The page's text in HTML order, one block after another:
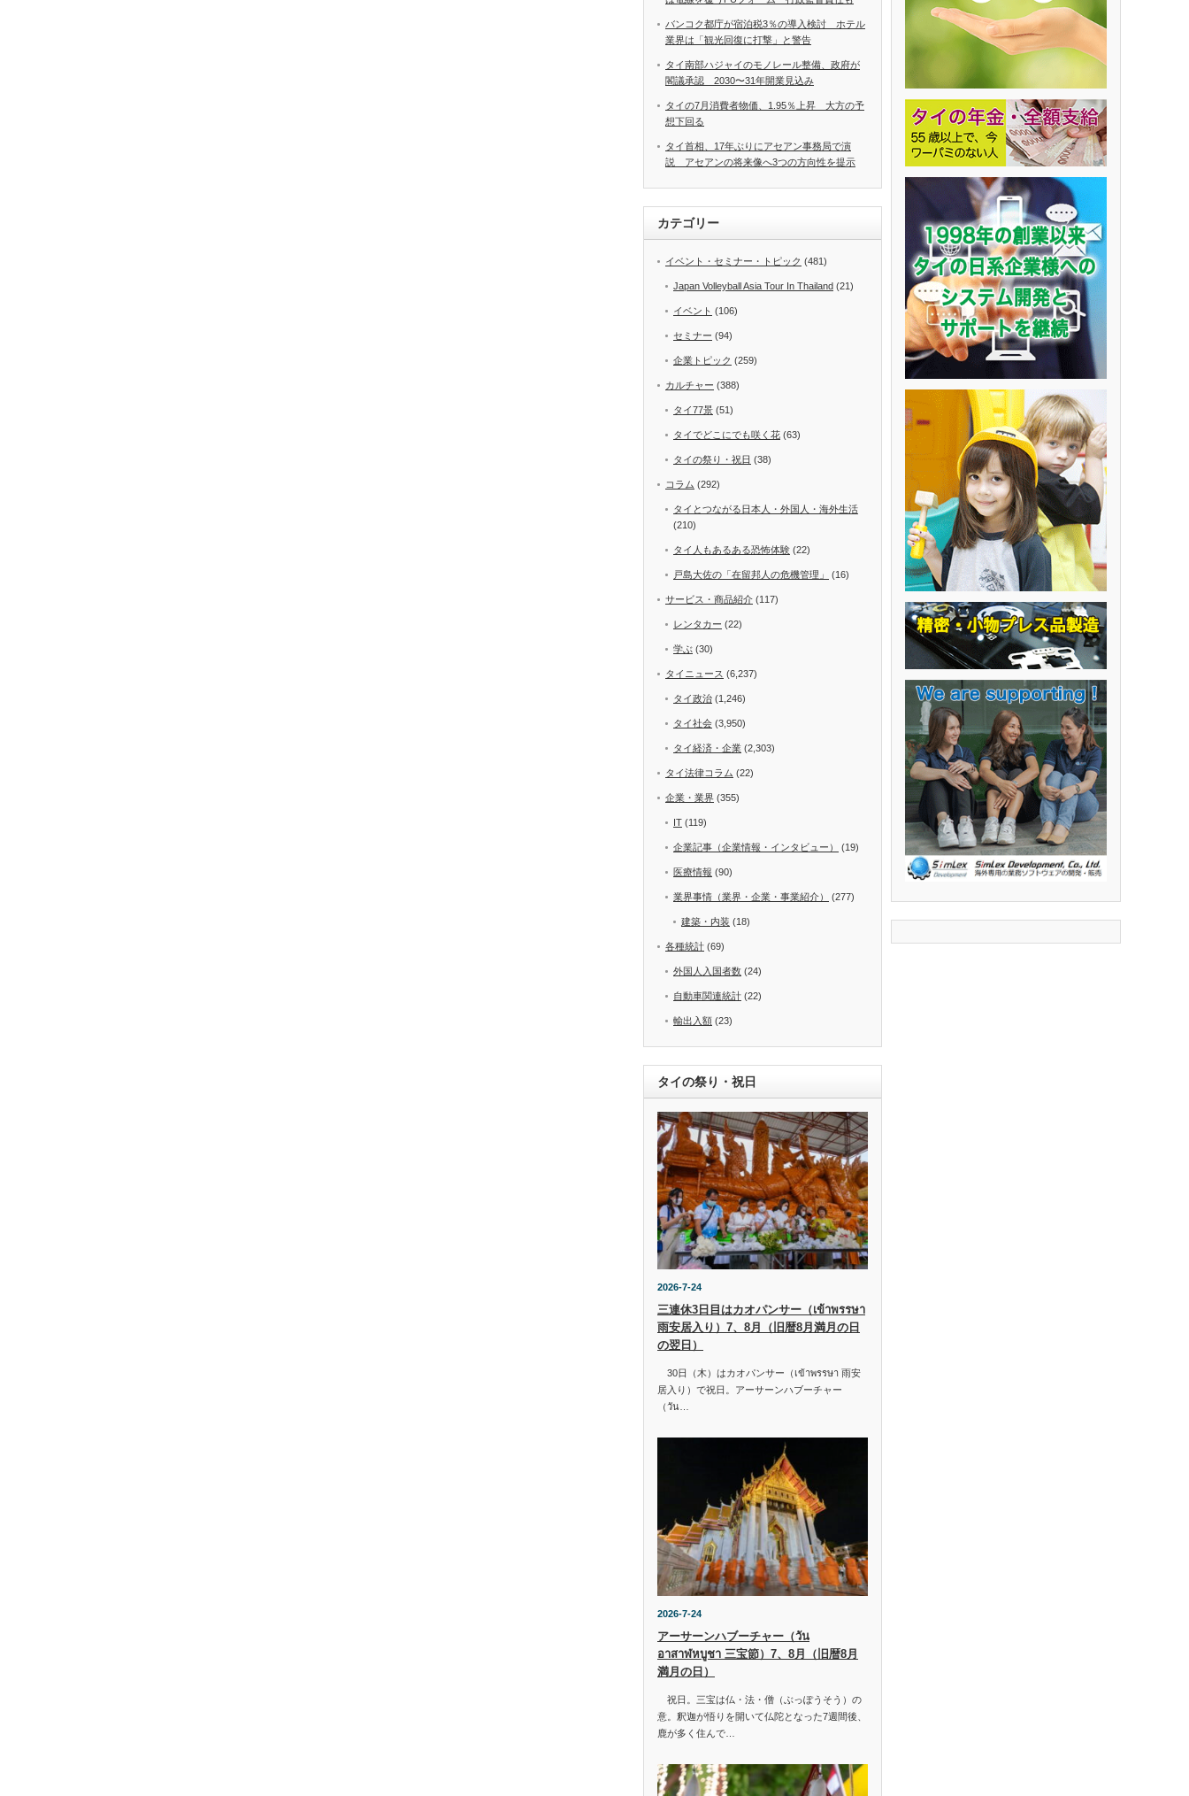
バンコク都庁が宿泊税3％の導入検討 ホテル
業界は「観光回復に打撃」と警告
タイ南部ハジャイのモノレール整備、政府が
閣議承認 2030〜31年開業見込み
タイの7月消費者物価、1.95％上昇 大方の予
想下回る
タイ首相、17年ぶりにアセアン事務局で演
説 アセアンの将来像へ3つの方向性を提示
カテゴリー
イベント・セミナー・トピック (481)
Japan Volleyball Asia Tour In Thailand (21)
イベント (106)
セミナー (94)
企業トピック (259)
カルチャー (388)
タイ77景 (51)
タイでどこにでも咲く花 (63)
タイの祭り・祝日 (38)
コラム (292)
タイとつながる日本人・外国人・海外生活
(210)
タイ人もあるある恐怖体験 (22)
戸島大佐の「在留邦人の危機管理」 (16)
サービス・商品紹介 (117)
レンタカー (22)
学ぶ (30)
タイニュース (6,237)
タイ政治 (1,246)
タイ社会 (3,950)
タイ経済・企業 (2,303)
タイ法律コラム (22)
企業・業界 (355)
IT (119)
企業記事（企業情報・インタビュー） (19)
医療情報 (90)
業界事情（業界・企業・事業紹介） (277)
建築・内装 (18)
各種統計 (69)
外国人入国者数 (24)
自動車関連統計 (22)
輸出入額 (23)
タイの祭り・祝日
2026-7-24
三連休3日目はカオパンサー（เข้าพรรษา
雨安居入り）7、8月（旧暦8月満月の日
の翌日）
30日（木）はカオパンサー（เข้าพรรษา 雨安
居入り）で祝日。アーサーンハブーチャー
（วัน…
2026-7-24
アーサーンハブーチャー（วัน
อาสาฬหบูชา 三宝節）7、8月（旧暦8月
満月の日）
祝日。三宝は仏・法・僧（ぶっぽうそう）の
意。釈迦が悟りを開いて仏陀となった7週間後、
鹿が多く住んで…